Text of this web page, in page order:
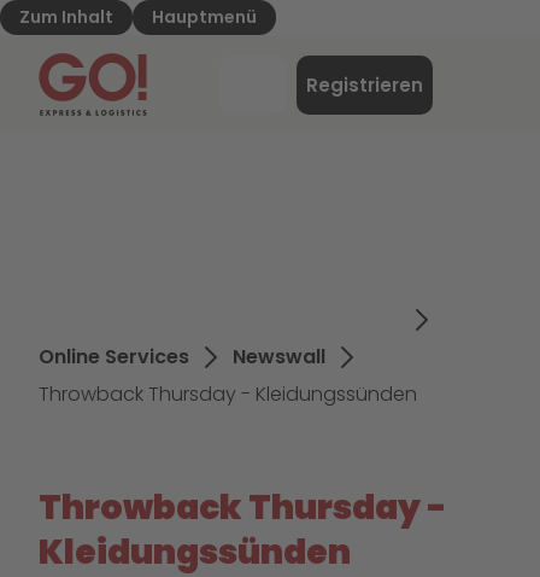
Zum Inhalt Hauptmenü
GO! Express & Logistics - Zur Starteite
Registrieren
Online Services
Newswall
Throwback Thursday - Kleidungssünden
Throwback Thursday -
Kleidungssünden